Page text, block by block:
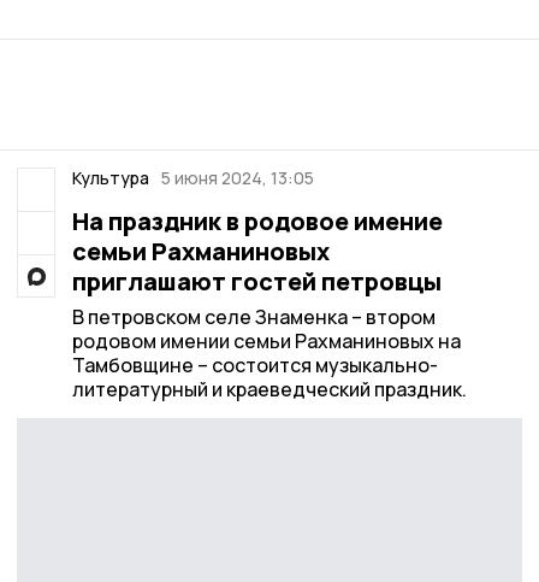
Культура 5 июня 2024, 13:05
На праздник в родовое имение
семьи Рахманиновых
приглашают гостей петровцы
В петровском селе Знаменка – втором
родовом имении семьи Рахманиновых на
Тамбовщине – состоится музыкально-
литературный и краеведческий праздник.